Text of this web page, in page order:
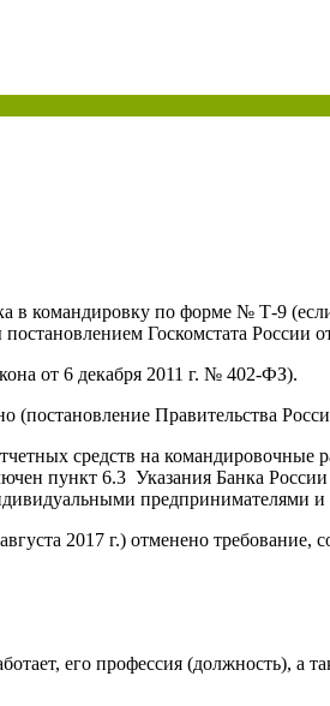
льготным счетом.
в командировку по форме № Т-9
Госкомстата России
от 6 декабря 2011 г. № 402-ФЗ).
Правительства
средств на командировочные
пункт 6.3 Указания Банка
предпринимателями и
2017 г.) отменено требование,
его профессия (должность), а